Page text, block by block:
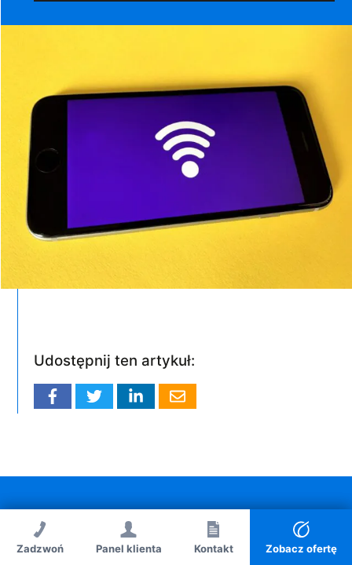
Udostępnij ten artykuł:
Bartosz Zieliński
Zadzwoń Kontakt
Zadzwoń Panel klienta Kontakt Zobacz ofertę